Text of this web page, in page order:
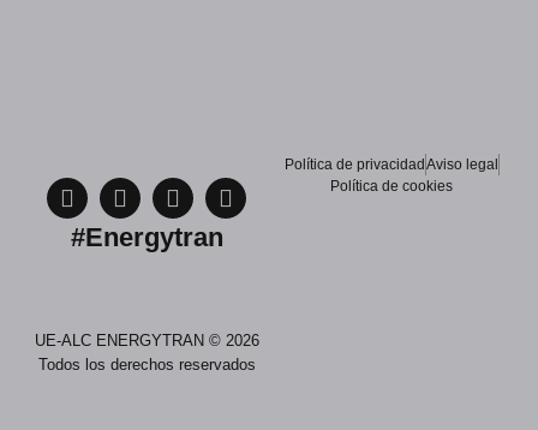
#Energytran
UE-ALC ENERGYTRAN © 2026
Todos los derechos reservados
Política de privacidadAviso legal
Política de cookies